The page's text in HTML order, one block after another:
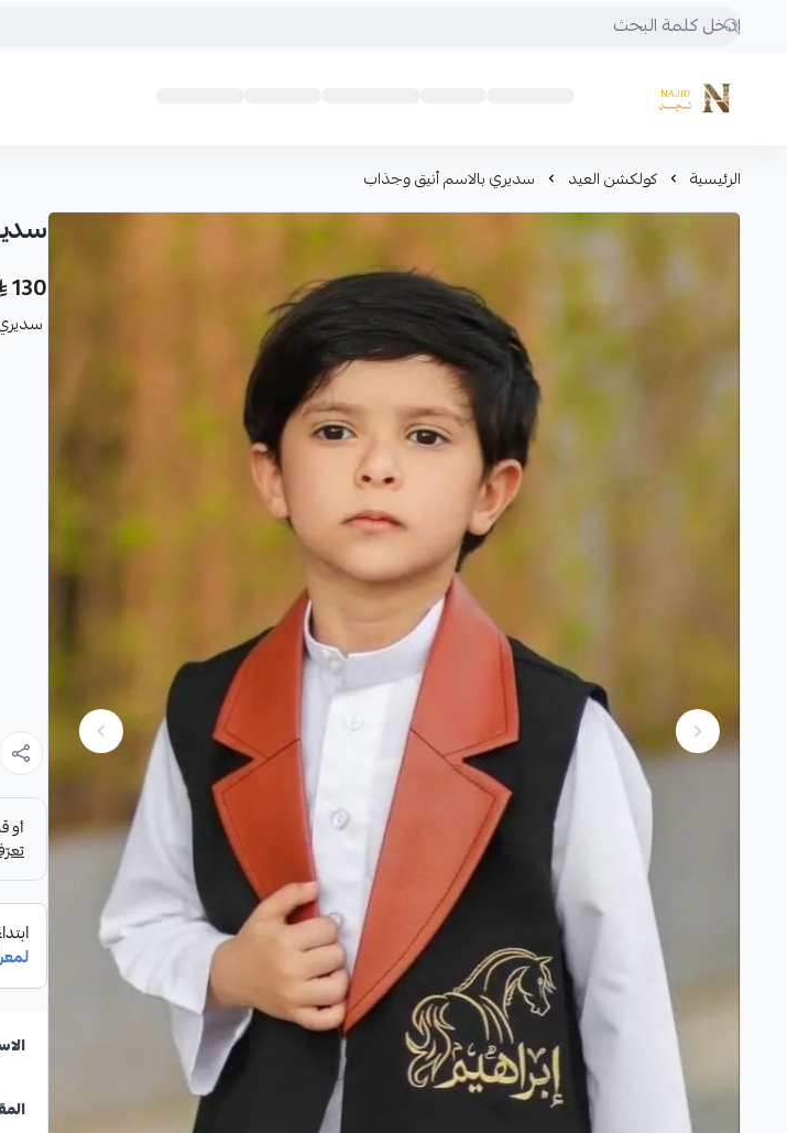
متجر نجد
الرئيسية كولكشن العيد سديري بالاسم أنيق وجذاب
130